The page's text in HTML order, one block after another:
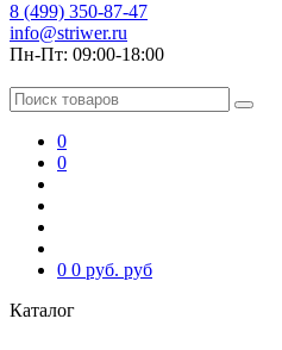
8 (499) 350-87-47
info@striwer.ru
Пн-Пт: 09:00-18:00
0
0
0 0 руб. руб
Каталог